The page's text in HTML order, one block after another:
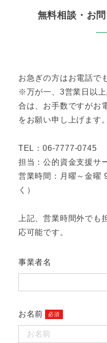
無料相談・お
お急ぎの方はお電話で
※万が一、3営業日以
合は、お手数ですがお
をお願い申し上げます。
TEL：06-7777-0745
担当：公的資金支援サ
営業時間：月曜～金曜
く）
上記、営業時間外でも
応可能です。
事業者名
お名前